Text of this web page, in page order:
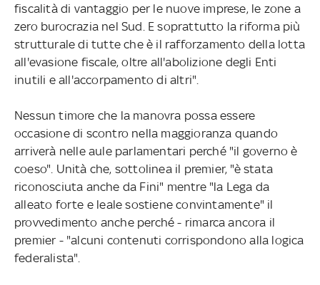
fiscalità di vantaggio per le nuove imprese, le zone a
zero burocrazia nel Sud. E soprattutto la riforma più
strutturale di tutte che è il rafforzamento della lotta
all'evasione fiscale, oltre all'abolizione degli Enti
inutili e all'accorpamento di altri".
Nessun timore che la manovra possa essere
occasione di scontro nella maggioranza quando
arriverà nelle aule parlamentari perché "il governo è
coeso". Unità che, sottolinea il premier, "è stata
riconosciuta anche da Fini" mentre "la Lega da
alleato forte e leale sostiene convintamente" il
provvedimento anche perché - rimarca ancora il
premier - "alcuni contenuti corrispondono alla logica
federalista".